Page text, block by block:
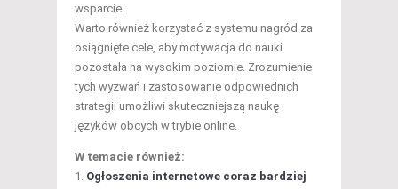
wsparcie.
Warto również korzystać z systemu nagród za
osiągnięte cele, aby motywacja do nauki
pozostała na wysokim poziomie. Zrozumienie
tych wyzwań i zastosowanie odpowiednich
strategii umożliwi skuteczniejszą naukę
języków obcych w trybie online.
W temacie również:
Ogłoszenia internetowe coraz bardziej